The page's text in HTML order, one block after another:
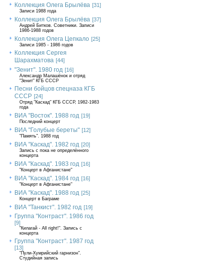
Коллекция Олега Брылёва [31]
Записи 1988 года
Коллекция Олега Брылёва [37]
Андрей Битков. Советники. Записи
1986-1988 годов
Коллекция Олега Цепкало [25]
Записи 1985 - 1986 годов
Коллекция Сергея
Шарахматова [44]
"Зенит". 1980 год [16]
Александр Малашёнок и отряд
"Зенит" КГБ СССР
Песни бойцов спецназа КГБ
СССР [24]
Отряд "Каскад" КГБ СССР, 1982-1983
года
ВИА "Восток". 1988 год [19]
Последний концерт
ВИА "Голубые береты" [12]
"Память". 1988 год
ВИА "Каскад". 1982 год [20]
Запись с пока не определённого
концерта
ВИА "Каскад". 1983 год [16]
"Концерт в Афганистане"
ВИА "Каскад". 1984 год [16]
"Концерт в Афганистане"
ВИА "Каскад". 1988 год [25]
Концерт в Баграме
ВИА "Танкист". 1982 год [19]
Группа "Контраст". 1986 год
[9]
"Килагай - All right!". Запись с
концерта
Группа "Контраст". 1987 год
[13]
"Пули-Хумрийский гарнизон".
Студийная запись